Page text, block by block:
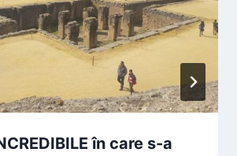
în care s-a